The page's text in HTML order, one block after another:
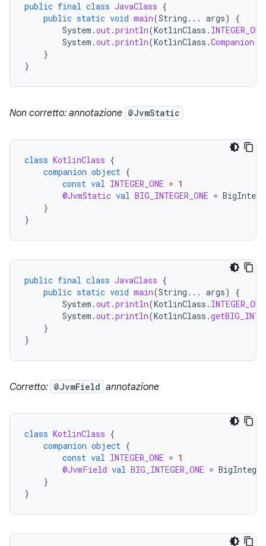
public final class JavaClass {
public static void main(String ... args)
{
System .out.println(KotlinClass . INTEGER_ONE
System .out.println(KotlinClass .Companion
}
}
Non corretto: annotazione @JvmStatic
class KotlinClass {
companion object {
const val INTEGER_ONE = 1
@JvmStatic val BIG_INTEGER_ONE =
}
}
public final class JavaClass {
public static void main(String ... args)
{
System .out.println(KotlinClass . INTEGER_ONE
System .out.println(KotlinClass .
}
}
Corretto: @JvmField annotazione
class KotlinClass {
companion object {
const val INTEGER_ONE = 1
@JvmField val BIG_INTEGER_ONE = BigInteger
}
}